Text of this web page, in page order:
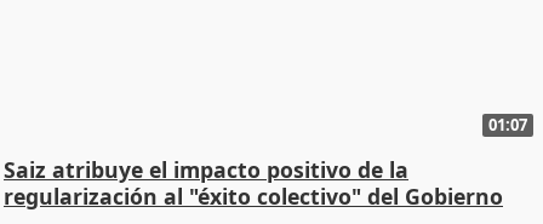
01:07
Saiz atribuye el impacto positivo de la
regularización al "éxito colectivo" del Gobierno